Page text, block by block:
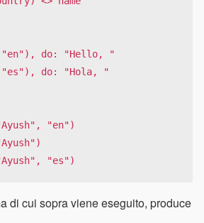
"en")
"es")
di cui sopra viene eseguito, produce